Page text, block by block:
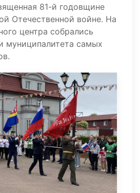
81-й годовщине
Отечественной войне. На
центра собрались
муниципалитета самых